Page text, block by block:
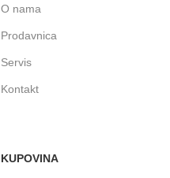
O nama
Prodavnica
Servis
Kontakt
KUPOVINA